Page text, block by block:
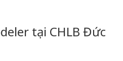
tại CHLB Đức